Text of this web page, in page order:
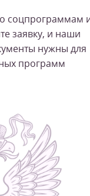
соцпрограммам
заявку, и наши
нужны для
программ